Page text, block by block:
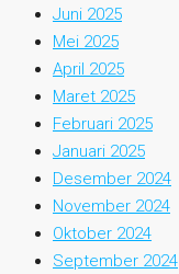
Juni 2025
Mei 2025
April 2025
Maret 2025
Februari 2025
Januari 2025
Desember 2024
November 2024
Oktober 2024
September 2024